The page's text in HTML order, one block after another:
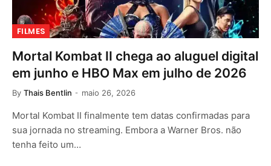
FILMES
Mortal Kombat II chega ao aluguel digital
em junho e HBO Max em julho de 2026
By Thais Bentlin maio 26, 2026
Mortal Kombat II finalmente tem datas confirmadas para
sua jornada no streaming. Embora a Warner Bros. não
tenha feito um…